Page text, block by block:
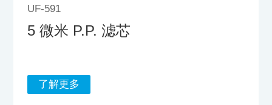
UF-591
5 微米 P.P. 滤芯
了解更多